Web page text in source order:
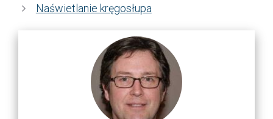
Naświetlanie kręgosłupa